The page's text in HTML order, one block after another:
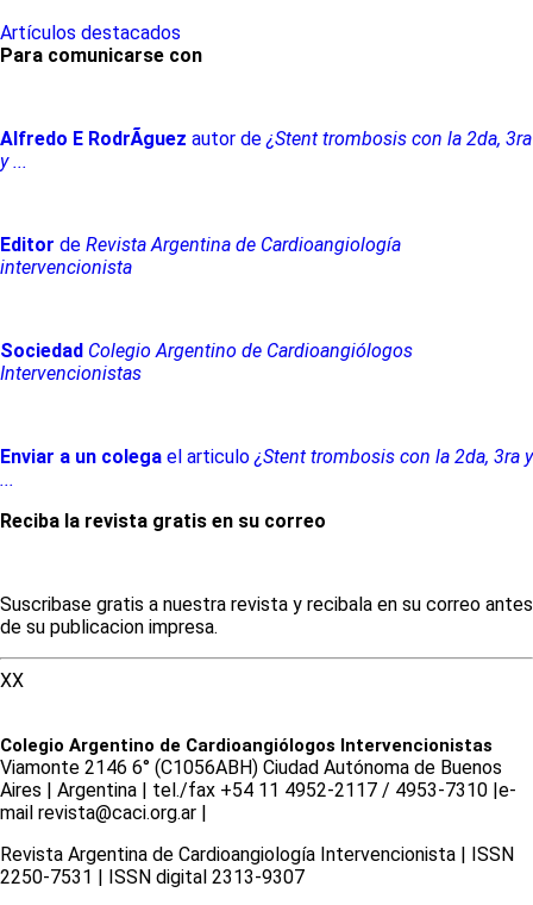
Artículos destacados
Para comunicarse con
Alfredo E RodrÃ­guez autor de ¿Stent trombosis con la 2da, 3ra
y ...
Editor de Revista Argentina de Cardioangiología
intervencionista
Sociedad Colegio Argentino de Cardioangiólogos
Intervencionistas
Enviar a un colega el articulo ¿Stent trombosis con la 2da, 3ra y
...
Reciba la revista gratis en su correo
Suscribase gratis a nuestra revista y recibala en su correo antes
de su publicacion impresa.
XX
Colegio Argentino de Cardioangiólogos Intervencionistas
Viamonte 2146 6° (C1056ABH) Ciudad Autónoma de Buenos
Aires | Argentina | tel./fax +54 11 4952-2117 / 4953-7310 |e-
mail revista@caci.org.ar |
Revista Argentina de Cardioangiologí­a Intervencionista | ISSN
2250-7531 | ISSN digital 2313-9307